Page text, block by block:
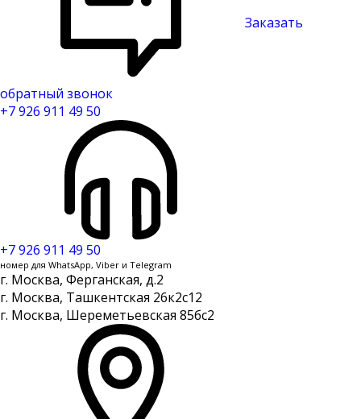
Заказать
обратный звонок
+7 926 911 49 50
+7 926 911 49 50
номер для WhatsApp, Viber и Telegram
г. Москва, Ферганская, д.2
г. Москва, Ташкентская 26к2с12
г. Москва, Шереметьевская 85бс2